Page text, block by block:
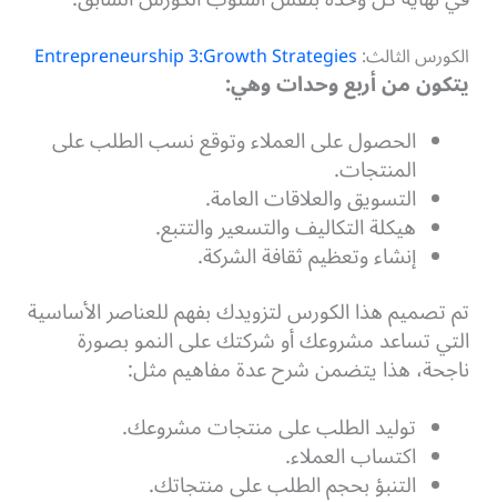
الكورس الثالث:Entrepreneurship 3:Growth Strategies
يتكون من أربع وحدات وهي:
الحصول على العملاء وتوقع نسب الطلب على
المنتجات.
التسويق والعلاقات العامة.
هيكلة التكاليف والتسعير والتتبع.
إنشاء وتعظيم ثقافة الشركة.
تم تصميم هذا الكورس لتزويدك بفهم للعناصر الأساسية
التي تساعد مشروعك أو شركتك على النمو بصورة
ناجحة، هذا يتضمن شرح عدة مفاهيم مثل:
توليد الطلب على منتجات مشروعك.
اكتساب العملاء.
التنبؤ بحجم الطلب على منتجاتك.